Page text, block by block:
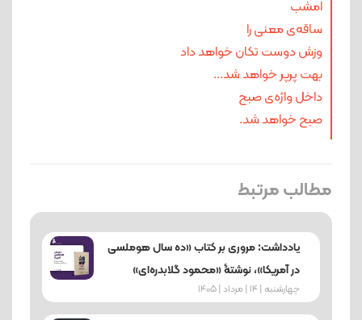
امشب
ساقه‌ی معنی را
وزش دوست تکان خواهد داد
بهت پرپر خواهد شد...
داخل واژه‌ی صبح
صبح خواهد شد.
مطالب مرتبط
یادداشت: مروری بر کتاب «ده سال هوملسی
در آمریکا»، نوشتۀ «محمود گلابدره‌ای»
چهارشنبه | 14 | مرداد | 1405